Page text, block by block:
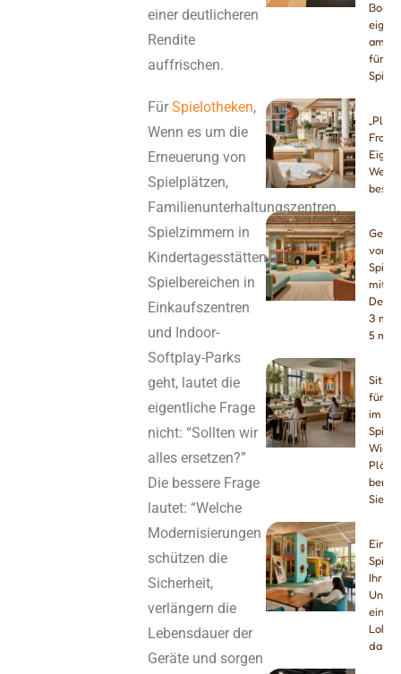
einer deutlicheren
Rendite
auffrischen.
FürSpielotheken,
Wenn es um die
Erneuerung von
Spielplätzen,
Familienunterhaltungszentren,
Spielzimmern in
Kindertagesstätten,
Spielbereichen in
Einkaufszentren
und Indoor-
Softplay-Parks
geht, lautet die
eigentliche Frage
nicht: “Sollten wir
alles ersetzen?”
Die bessere Frage
lautet: “Welche
Modernisierungen
schützen die
Sicherheit,
verlängern die
Lebensdauer der
Geräte und sorgen
am
für
„Play
von
mit
3 m,
5 m
für
im
Wie
Sie?
Einen
Ihr
Lohnt
das?